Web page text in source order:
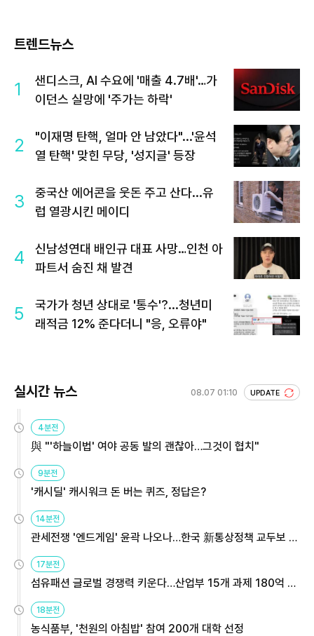
트렌드뉴스
1
샌디스크, AI 수요에 '매출 4.7배'…가
이던스 실망에 '주가는 하락'
2
"이재명 탄핵, 얼마 안 남았다"...'윤석
열 탄핵' 맞힌 무당, '성지글' 등장
3
중국산 에어콘을 웃돈 주고 산다...유
럽 열광시킨 메이디
4
신남성연대 배인규 대표 사망…인천 아
파트서 숨진 채 발견
5
국가가 청년 상대로 '통수'?...청년미
래적금 12% 준다더니 "응, 오류야"
실시간 뉴스 08.07 01:10 UPDATE
4분전
與 "'하늘이법' 여야 공동 발의 괜찮아…그것이 협치"
9분전
'캐시딜' 캐시워크 돈 버는 퀴즈, 정답은?
14분전
관세전쟁 '엔드게임' 윤곽 나오나…한국 新통상정책 교두보 활
17분전
섬유패션 글로벌 경쟁력 키운다…산업부 15개 과제 180억 지
18분전
농식품부, '천원의 아침밥' 참여 200개 대학 선정